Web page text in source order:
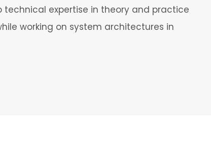
technical expertise in theory and practice
working on system architectures in